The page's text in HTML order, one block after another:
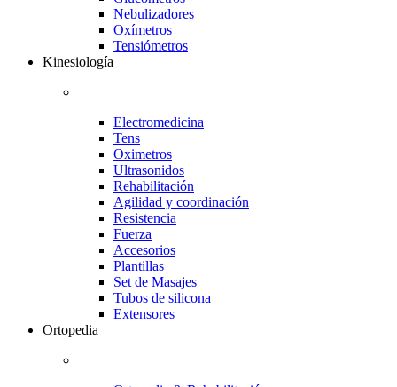
Nebulizadores
Oxímetros
Tensiómetros
Kinesiología
Electromedicina
Tens
Oximetros
Ultrasonidos
Rehabilitación
Agilidad y coordinación
Resistencia
Fuerza
Accesorios
Plantillas
Set de Masajes
Tubos de silicona
Extensores
Ortopedia